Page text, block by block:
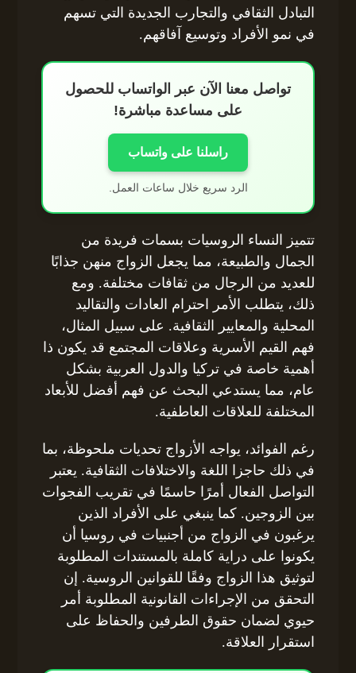
التبادل الثقافي والتجارب الجديدة التي تسهم
في نمو الأفراد وتوسيع آفاقهم.
تواصل معنا الآن عبر الواتساب للحصول
على مساعدة مباشرة!
راسلنا على واتساب
الرد سريع خلال ساعات العمل.
تتميز النساء الروسيات بسمات فريدة من
الجمال والطبيعة، مما يجعل الزواج منهن جذابًا
للعديد من الرجال من ثقافات مختلفة. ومع
ذلك، يتطلب الأمر احترام العادات والتقاليد
المحلية والمعايير الثقافية. على سبيل المثال،
فهم القيم الأسرية وعلاقات المجتمع قد يكون ذا
أهمية خاصة في تركيا والدول العربية بشكل
عام، مما يستدعي البحث عن فهم أفضل للأبعاد
المختلفة للعلاقات العاطفية.
رغم الفوائد، يواجه الأزواج تحديات ملحوظة، بما
في ذلك حاجزا اللغة والاختلافات الثقافية. يعتبر
التواصل الفعال أمرًا حاسمًا في تقريب الفجوات
بين الزوجين. كما ينبغي على الأفراد الذين
يرغبون في الزواج من أجنبيات في روسيا أن
يكونوا على دراية كاملة بالمستندات المطلوبة
لتوثيق هذا الزواج وفقًا للقوانين الروسية. إن
التحقق من الإجراءات القانونية المطلوبة أمر
حيوي لضمان حقوق الطرفين والحفاظ على
استقرار العلاقة.